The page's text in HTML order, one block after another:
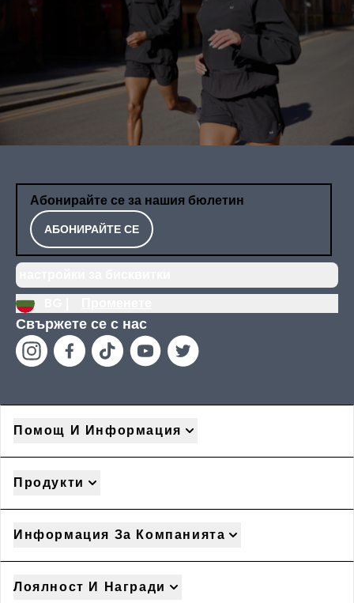
Абонирайте се за нашия бюлетин
АБОНИРАЙТЕ СЕ
Свържете се с нас
Помощ И Информация
Продукти
Информация За Компанията
Лоялност И Награди